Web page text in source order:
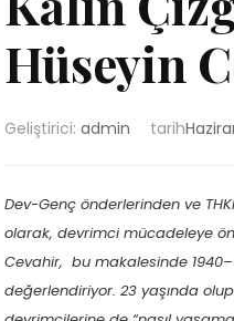
Hüseyin
Geliştirici: admin tarih
Dev-Genç önderlerinden ve
olarak, devrimci mücadeleye
Cevahir, bu makalesinde
değerlendiriyor. 23 yaşında